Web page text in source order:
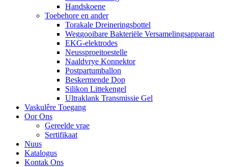
Handskoene
Toebehore en ander
Torakale Dreineringsbottel
Weggooibare Bakteriële Versamelingsapparaat
EKG-elektrodes
Neussproeitoestelle
Naaldvrye Konnektor
Postpartumballon
Beskermende Dop
Silikon Littekengel
Ultraklank Transmissie Gel
Vaskulêre Toegang
Oor Ons
Gereelde vrae
Sertifikaat
Nuus
Katalogus
Kontak Ons